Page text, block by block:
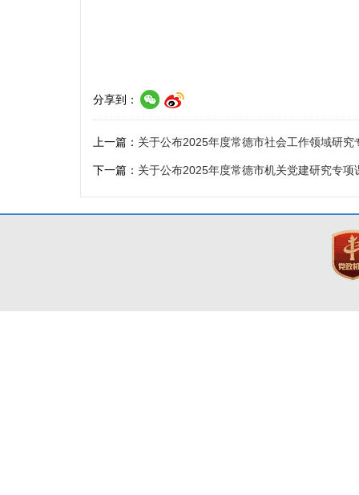
分享到：
上一篇： 关于公布2025年度常德市社会工作领域研究
下一篇： 关于公布2025年度常德市机关党建研究专项